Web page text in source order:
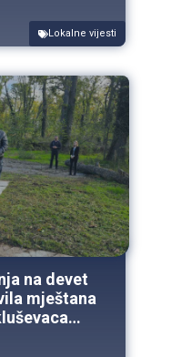
Lokalne vijesti
na devet
mještana